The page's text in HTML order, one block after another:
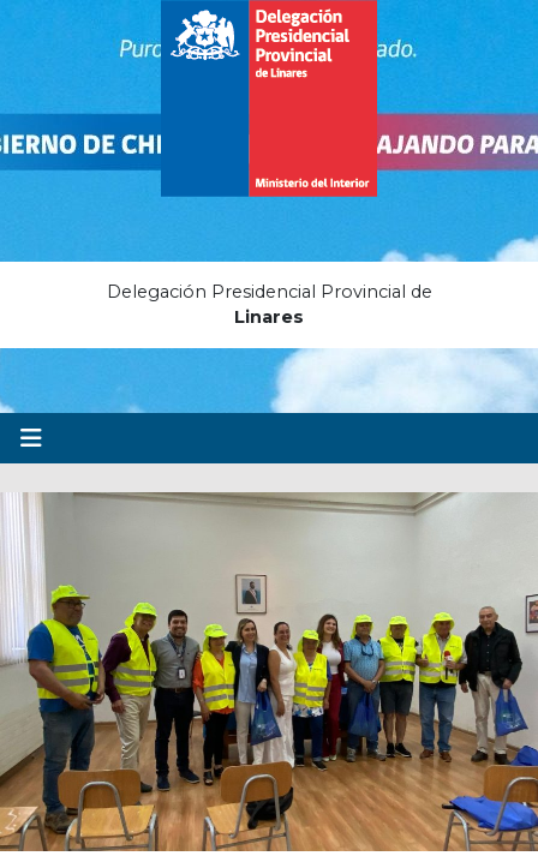
Delegación Presidencial Provincial de
Linares